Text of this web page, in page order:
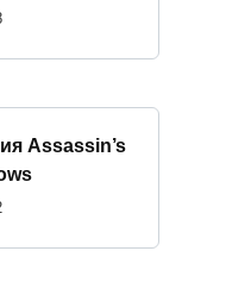
Assassin’s